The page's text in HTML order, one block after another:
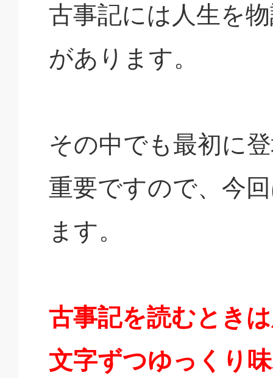
古事記には人生を
があります。
その中でも最初に
重要ですので、今
ます。
古事記を読むとき
文字ずつゆっくり